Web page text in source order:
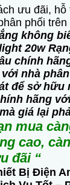
ưu đãi,
phối trên
không
20w
chính
nhà
để sở hữu
hãng
giá lại
mua
cao,
đãi “
Bị Điện